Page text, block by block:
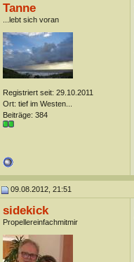
Tanne
...lebt sich voran
Registriert seit: 29.10.2011
Ort: tief im Westen...
Beiträge: 384
09.08.2012, 21:51
sidekick
Propellereinfachmitmir